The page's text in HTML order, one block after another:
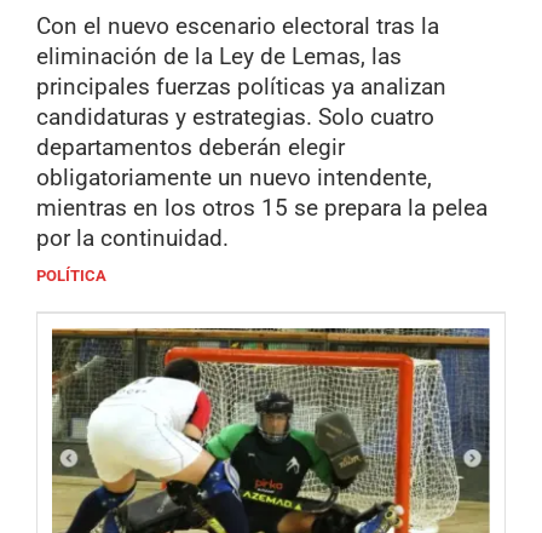
Con el nuevo escenario electoral tras la
eliminación de la Ley de Lemas, las
principales fuerzas políticas ya analizan
candidaturas y estrategias. Solo cuatro
departamentos deberán elegir
obligatoriamente un nuevo intendente,
mientras en los otros 15 se prepara la pelea
por la continuidad.
POLÍTICA